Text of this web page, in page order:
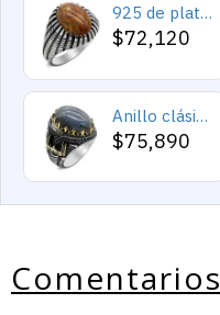
925 de plata esterlina Simple personalidad Natural de ágata loco de piedra de los hombres y las mujeres anillos de tendencia Retro turco de los hombres anillos de boda
$72,120
Anillo clásico de plata 925 para hombre con castillo de labradorita Natural, anillo de compromiso Retro Punk auspicioso de Turquía Constantinople
$75,890
Comentarios